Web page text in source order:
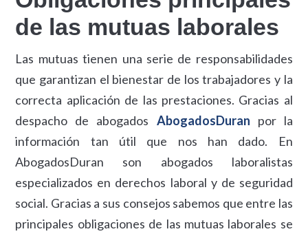
de las mutuas laborales
Las mutuas tienen una serie de responsabilidades
que garantizan el bienestar de los trabajadores y la
correcta aplicación de las prestaciones. Gracias al
despacho de abogados AbogadosDuran por la
información tan útil que nos han dado. En
AbogadosDuran son abogados laboralistas
especializados en derechos laboral y de seguridad
social. Gracias a sus consejos sabemos que entre las
principales obligaciones de las mutuas laborales se